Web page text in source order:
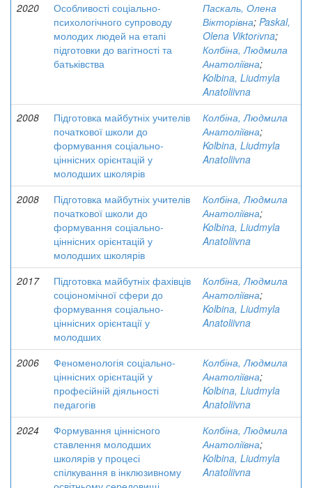
2020
Особливості соціально-
психологічного супроводу
молодих людей на етапі
підготовки до вагітності та
батьківства
Паскаль, Олена
Вікторівна; Paskal,
Olena Viktorіvna;
Колбіна, Людмила
Анатоліївна;
Kolbina, Liudmyla
Anatoliivna
2008
Підготовка майбутніх учителів
початкової школи до
формування соціально-
ціннісних орієнтацій у
молодших школярів
Колбіна, Людмила
Анатоліївна;
Kolbina, Liudmyla
Anatoliivna
2008
Підготовка майбутніх учителів
початкової школи до
формування соціально-
ціннісних орієнтацій у
молодших школярів
Колбіна, Людмила
Анатоліївна;
Kolbina, Liudmyla
Anatoliivna
2017
Підготовка майбутніх фахівців
соціономічної сфери до
формування соціально-
ціннісних орієнтації у
молодших
Колбіна, Людмила
Анатоліївна;
Kolbina, Liudmyla
Anatoliivna
2006
Феноменологія соціально-
ціннісних орієнтацій у
професійній діяльності
педагогів
Колбіна, Людмила
Анатоліївна;
Kolbina, Liudmyla
Anatoliivna
2024
Формування ціннісного
ставлення молодших
школярів у процесі
спілкування в інклюзивному
Колбіна, Людмила
Анатоліївна;
Kolbina, Liudmyla
Anatoliivna